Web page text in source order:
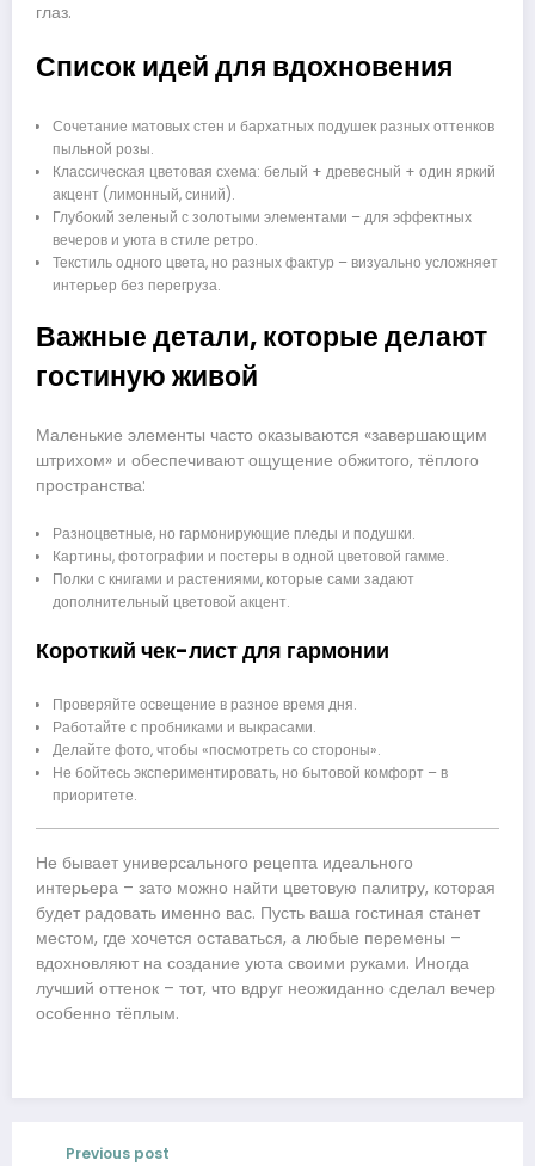
глаз.
Список идей для вдохновения
Сочетание матовых стен и бархатных подушек разных оттенков
пыльной розы.
Классическая цветовая схема: белый + древесный + один яркий
акцент (лимонный, синий).
Глубокий зеленый с золотыми элементами – для эффектных
вечеров и уюта в стиле ретро.
Текстиль одного цвета, но разных фактур – визуально усложняет
интерьер без перегруза.
Важные детали, которые делают
гостиную живой
Маленькие элементы часто оказываются «завершающим
штрихом» и обеспечивают ощущение обжитого, тёплого
пространства:
Разноцветные, но гармонирующие пледы и подушки.
Картины, фотографии и постеры в одной цветовой гамме.
Полки с книгами и растениями, которые сами задают
дополнительный цветовой акцент.
Короткий чек-лист для гармонии
Проверяйте освещение в разное время дня.
Работайте с пробниками и выкрасами.
Делайте фото, чтобы «посмотреть со стороны».
Не бойтесь экспериментировать, но бытовой комфорт – в
приоритете.
Не бывает универсального рецепта идеального
интерьера – зато можно найти цветовую палитру, которая
будет радовать именно вас. Пусть ваша гостиная станет
местом, где хочется оставаться, а любые перемены –
вдохновляют на создание уюта своими руками. Иногда
лучший оттенок – тот, что вдруг неожиданно сделал вечер
особенно тёплым.
Previous post